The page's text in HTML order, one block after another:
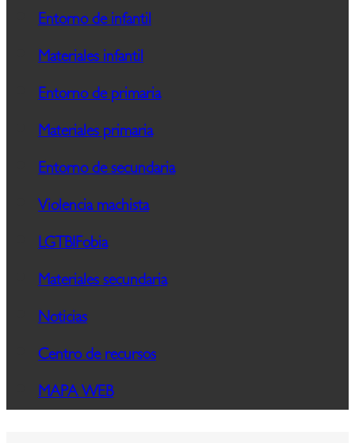
Entorno de infantil
Materiales infantil
Entorno de primaria
Materiales primaria
Entorno de secundaria
Violencia machista
LGTBIFobia
Materiales secundaria
Noticias
Centro de recursos
MAPA WEB